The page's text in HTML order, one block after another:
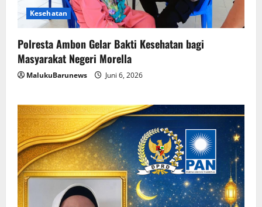
Kesehatan
Polresta Ambon Gelar Bakti Kesehatan bagi
Masyarakat Negeri Morella
MalukuBarunews Juni 6, 2026